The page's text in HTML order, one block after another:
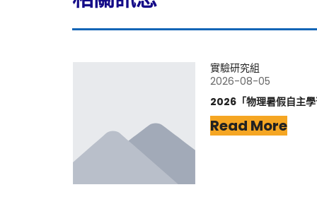
實驗研究組
2026-08-05
2026「物理暑假自主
Read More